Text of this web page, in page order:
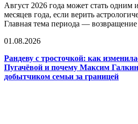
Август 2026 года может стать
месяцев года, если верить
Главная тема периода — возвращение
01.08.2026
Рандеву с тросточкой: как
Пугачёвой и почему Максим
добытчиком семьи за границей